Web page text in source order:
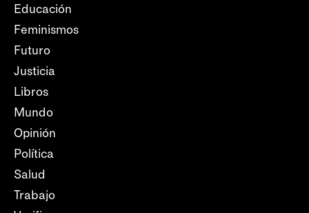
Educación
Feminismos
Futuro
Justicia
Libros
Mundo
Opinión
Política
Salud
Trabajo